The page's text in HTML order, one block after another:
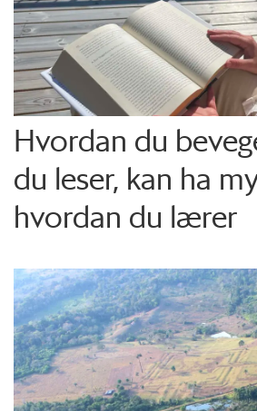
Hvordan du
du leser, kan ha
hvordan du lærer